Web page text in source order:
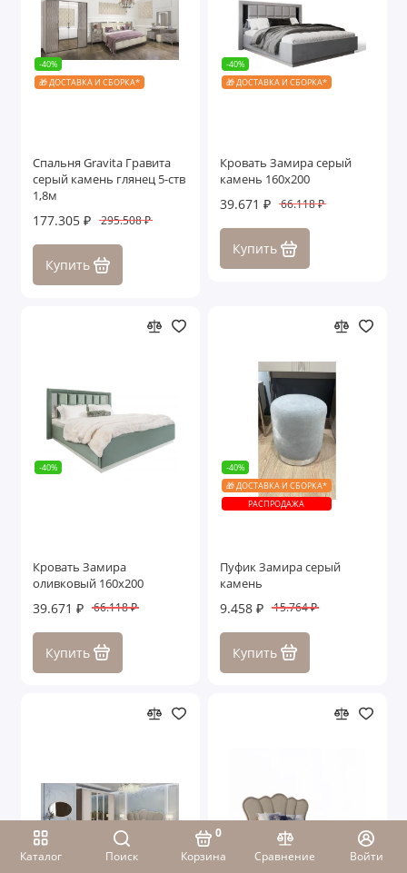
Каталог Поиск Корзина
0
Сравнение
Войти
-40%
🎁 ДОСТАВКА И СБОРКА*
Спальня Gravita Гравита
серый камень глянец 5-ств
1,8м
177.305 ₽ 295.508 ₽
Купить
-40%
🎁 ДОСТАВКА И СБОРКА*
Кровать Замира серый
камень 160x200
39.671 ₽ 66.118 ₽
Купить
-40%
Кровать Замира
оливковый 160x200
39.671 ₽ 66.118 ₽
Купить
-40%
🎁 ДОСТАВКА И СБОРКА*
РАСПРОДАЖА
Пуфик Замира серый
камень
9.458 ₽ 15.764 ₽
Купить
-41%